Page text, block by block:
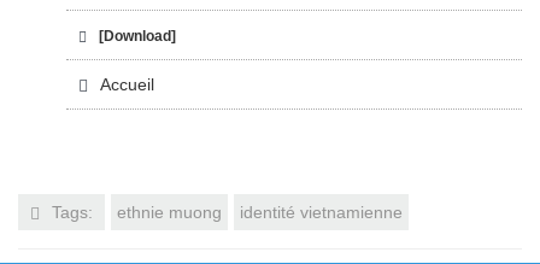
[Download]
Accueil
Tags: ethnie muong identité vietnamienne